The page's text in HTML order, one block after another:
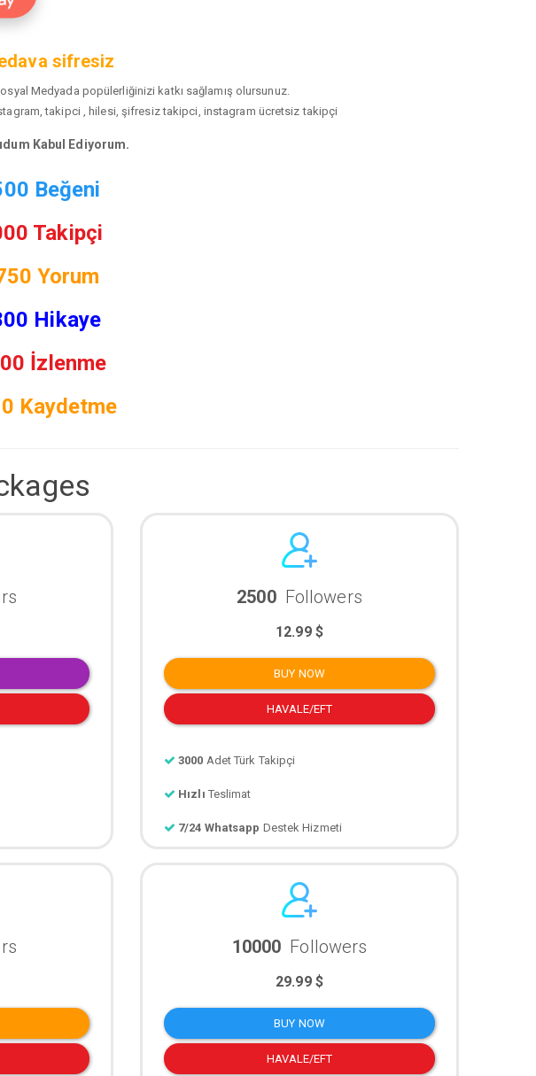
sifresiz
Medyada popülerliğinizi katkı sağlamış olursunuz.
takipci , hilesi, şifresiz takipci, instagram ücretsiz takipçi
Kabul Ediyorum.
Beğeni
Takipçi
Yorum
Hikaye
İzlenme
Kaydetme
2500 Followers
12.99 $
BUY NOW
HAVALE/EFT
3000 Adet Türk Takipçi
Hızlı Teslimat
7/24 Whatsapp Destek Hizmeti
10000 Followers
29.99 $
BUY NOW
HAVALE/EFT